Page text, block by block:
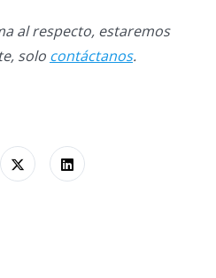
al respecto, estaremos
solo contáctanos.